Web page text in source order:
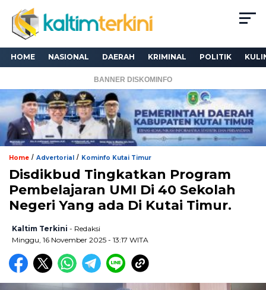
HOME NASIONAL DAERAH KRIMINAL POLITIK
BANNER DISKOMINFO
Home / Advertorial / Kominfo Kutai Timur
Disdikbud Tingkatkan Program
Pembelajaran UMI Di 40 Sekolah
Negeri Yang ada Di Kutai Timur.
Kaltim Terkini - Redaksi
Minggu, 16 November 2025 - 13:17 WITA